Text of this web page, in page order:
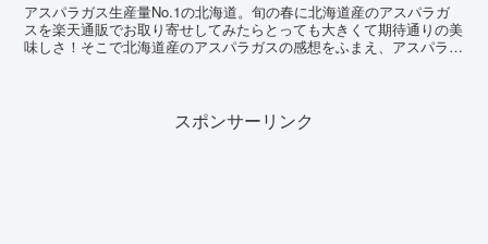
アスパラガス生産量No.1の北海道。旬の春に北海道産のアスパラガ
スを楽天通販でお取り寄せしてみたらとっても大きくて期待通りの美
味しさ！そこで北海道産のアスパラガスの感想をふまえ、アスパラガ
スポンサーリンク